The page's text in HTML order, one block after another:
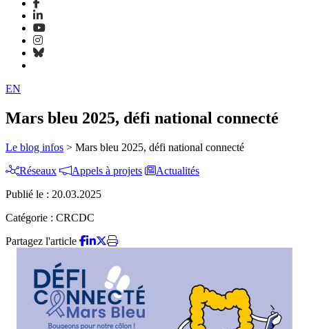
EN
Mars bleu 2025, défi national connecté
Le blog infos > Mars bleu 2025, défi national connecté
Réseaux
Appels à projets
Actualités
Publié le : 20.03.2025
Catégorie : CRCDC
Partagez l'article